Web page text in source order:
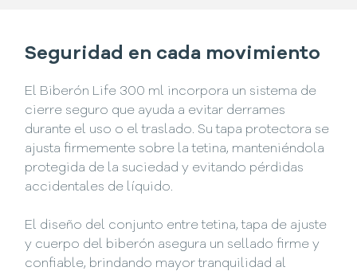
Seguridad en cada movimiento
El Biberón Life 300 ml incorpora un sistema de
cierre seguro que ayuda a evitar derrames
durante el uso o el traslado. Su tapa protectora se
ajusta firmemente sobre la tetina, manteniéndola
protegida de la suciedad y evitando pérdidas
accidentales de líquido.
El diseño del conjunto entre tetina, tapa de ajuste
y cuerpo del biberón asegura un sellado firme y
confiable, brindando mayor tranquilidad al